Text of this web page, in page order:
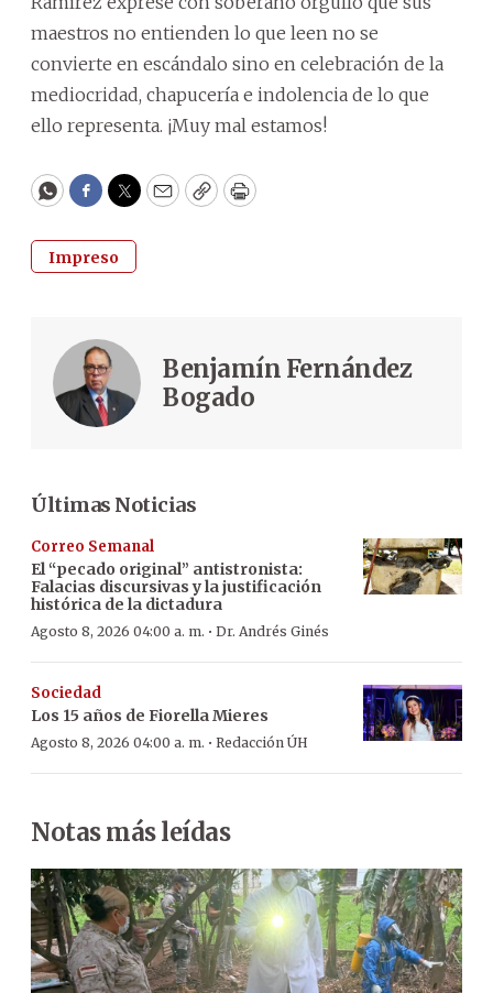
maestros no entienden lo que leen no se
convierte en escándalo sino en celebración de la
mediocridad, chapucería e indolencia de lo que
ello representa. ¡Muy mal estamos!
WhatsApp
Facebook
Twitter
EmailCopyPrint
Impreso
Benjamín Fernández
Bogado
Últimas Noticias
Correo Semanal
El “pecado original” antistronista:
Falacias discursivas y la justificación
histórica de la dictadura
Agosto 8, 2026 04:00 a. m. · Dr. Andrés Ginés
Sociedad
Los 15 años de Fiorella Mieres
Agosto 8, 2026 04:00 a. m. · Redacción ÚH
Notas más leídas